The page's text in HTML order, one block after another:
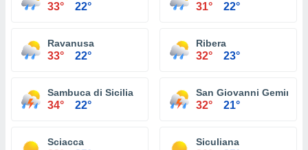
33° 22° 31° 22°
Ravanusa
33° 22°
Ribera
32° 23°
Sambuca di Sicilia
34° 22°
San Giovanni Gemini
32° 21°
Sciacca Siculiana